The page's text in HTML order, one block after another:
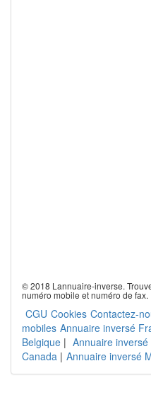
© 2018 Lannuaire-inverse.
numéro mobile et numéro de fax.
CGU Cookies Contactez-
mobiles Annuaire inversé
Belgique | Annuaire inversé
Canada | Annuaire inversé